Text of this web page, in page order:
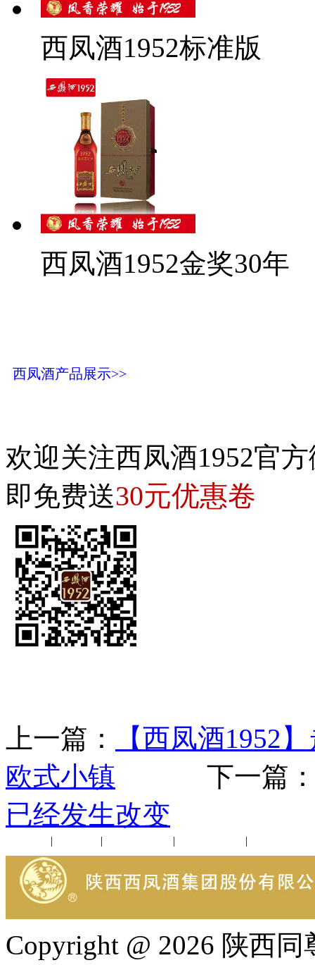
西凤酒1952标准版
西凤酒1952金奖30年
西凤酒产品展示>>
欢迎关注西凤酒1952官
即免费送30元优惠卷
上一篇：
【西凤酒1952
欧式小镇 下一篇
已经发生改变
| | | |
Copyright @ 2026 陕西